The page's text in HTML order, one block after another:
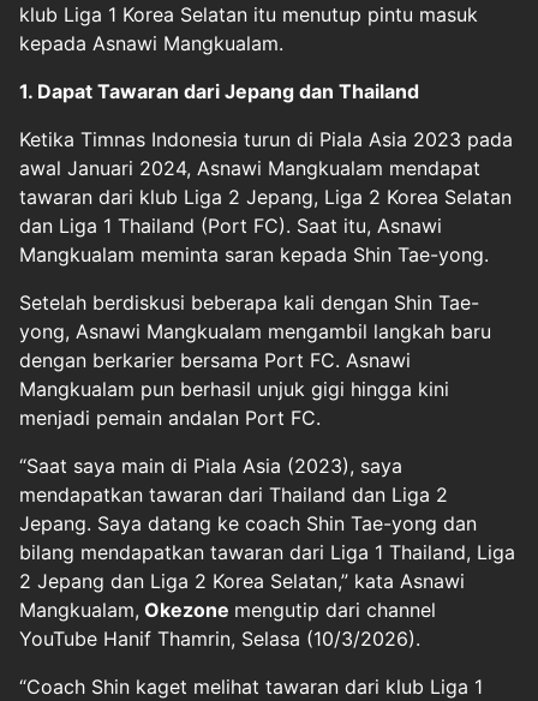
klub Liga 1 Korea Selatan itu menutup pintu masuk
kepada Asnawi Mangkualam.
1. Dapat Tawaran dari Jepang dan Thailand
Ketika Timnas Indonesia turun di Piala Asia 2023 pada
awal Januari 2024, Asnawi Mangkualam mendapat
tawaran dari klub Liga 2 Jepang, Liga 2 Korea Selatan
dan Liga 1 Thailand (Port FC). Saat itu, Asnawi
Mangkualam meminta saran kepada Shin Tae-yong.
Setelah berdiskusi beberapa kali dengan Shin Tae-
yong, Asnawi Mangkualam mengambil langkah baru
dengan berkarier bersama Port FC. Asnawi
Mangkualam pun berhasil unjuk gigi hingga kini
menjadi pemain andalan Port FC.
“Saat saya main di Piala Asia (2023), saya
mendapatkan tawaran dari Thailand dan Liga 2
Jepang. Saya datang ke coach Shin Tae-yong dan
bilang mendapatkan tawaran dari Liga 1 Thailand, Liga
2 Jepang dan Liga 2 Korea Selatan,” kata Asnawi
Mangkualam, Okezone mengutip dari channel
YouTube Hanif Thamrin, Selasa (10/3/2026).
“Coach Shin kaget melihat tawaran dari klub Liga 1